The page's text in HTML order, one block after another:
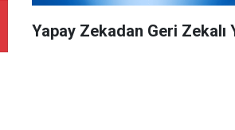
Yapay Zekadan Geri Zekalı